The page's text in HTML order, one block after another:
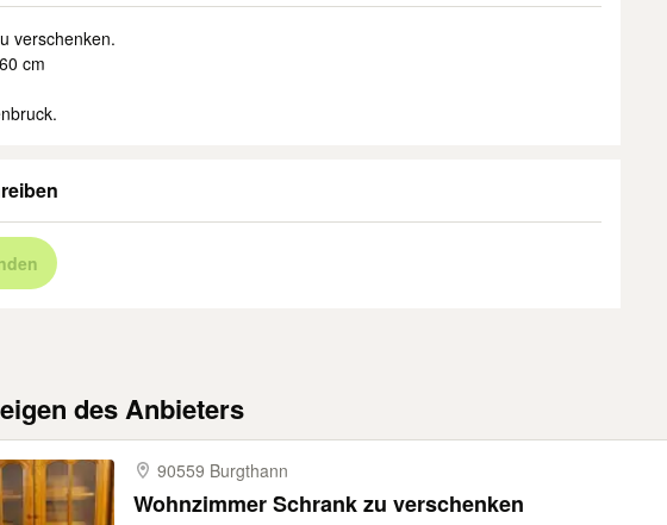
verschenken.
cm
des Anbieters
90559 Burgthann
Wohnzimmer Schrank zu verschenken